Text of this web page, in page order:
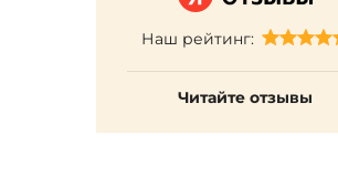
Наш рейтинг:
Читайте отзывы